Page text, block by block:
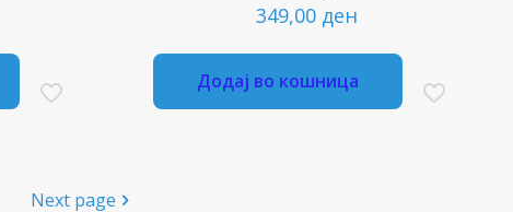
349,00 ден
Додај во кошница
Next page